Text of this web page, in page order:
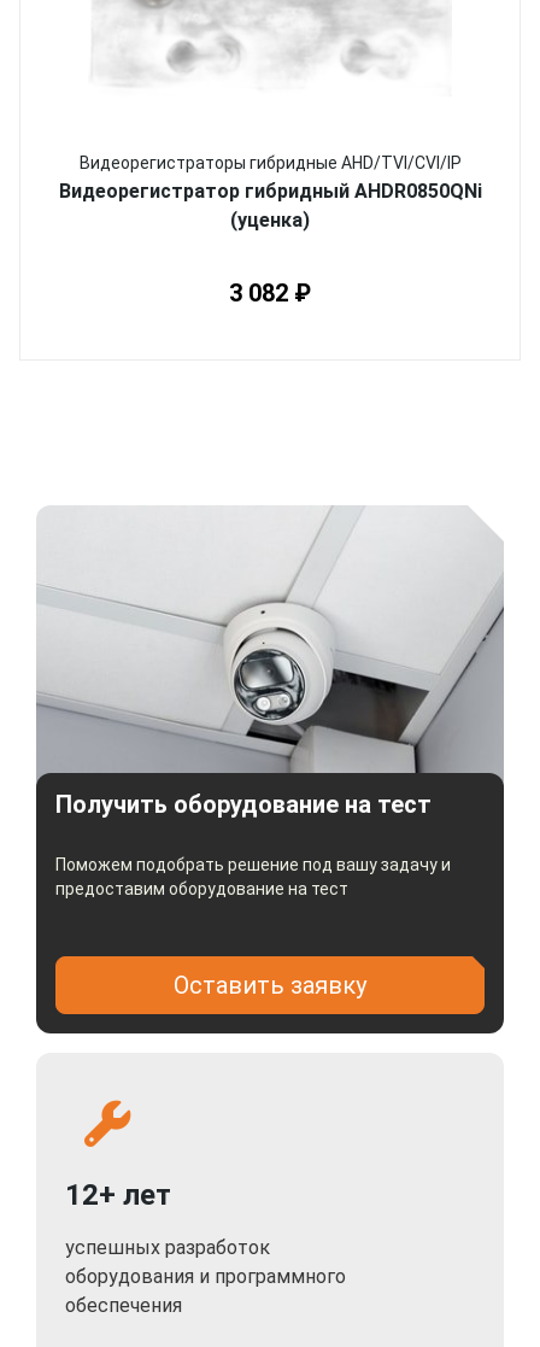
Видеорегистраторы гибридные AHD/TVI/CVI/IP
Видеорегистратор гибридный AHDR0850QNi
(уценка)
3 082 ₽
Получить оборудование на тест
Поможем подобрать решение под вашу задачу и
предоставим оборудование на тест
Оставить заявку
12+ лет
успешных разработок
оборудования и программного
обеспечения